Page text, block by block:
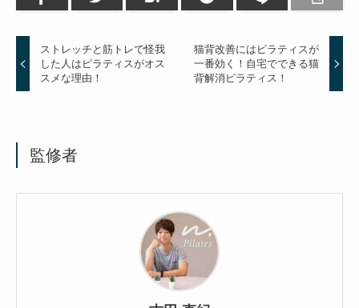
ストレッチと筋トレで怪我
した人はピラティスがオス
スメな理由！
猫背改善にはピラティスが
一番効く！自宅でできる猫
背解消ピラティス！
監修者